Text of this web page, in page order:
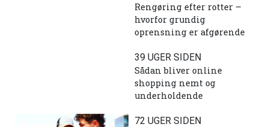
Rengøring efter rotter –
hvorfor grundig
oprensning er afgørende
39 UGER SIDEN
Sådan bliver online
shopping nemt og
underholdende
72 UGER SIDEN